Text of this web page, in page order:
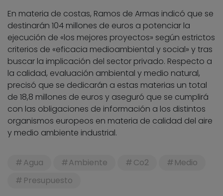
En materia de costas, Ramos de Armas indicó que se
destinarán 104 millones de euros a potenciar la
ejecución de «los mejores proyectos» según estrictos
criterios de «eficacia medioambiental y social» y tras
buscar la implicación del sector privado. Respecto a
la calidad, evaluación ambiental y medio natural,
precisó que se dedicarán a estas materias un total
de 18,8 millones de euros y aseguró que se cumplirá
con las obligaciones de información a los distintos
organismos europeos en materia de calidad del aire
y medio ambiente industrial.
Agua Ambiente Co2
Medio
Presupuesto